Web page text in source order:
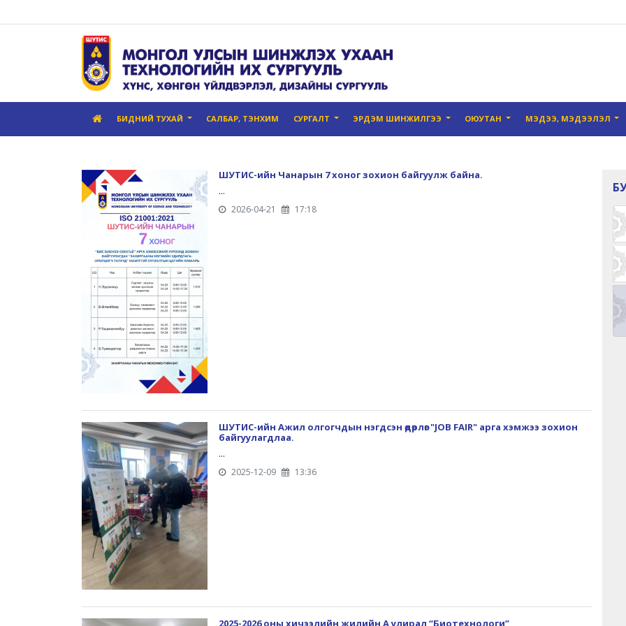
БИДНИЙ ТУХАЙ САЛБАР, ТЭНХИМ СУРГАЛТ ЭРДЭМ ШИНЖИЛГЭЭ ОЮУТАН МЭДЭЭ, МЭДЭЭЛЭЛ
ШУТИС-ийн Чанарын 7 хоног зохион байгуулж байна.
...
2026-04-21 17:18
ШУТИС-ийн Ажил олгогчдын нэгдсэн өдөрлөг "JOB FAIR" арга хэмжээ зохион
байгуулагдлаа.
...
2025-12-09 13:36
2025-2026 оны хичээлийн жилийн А улирал “Биотехнологи”,